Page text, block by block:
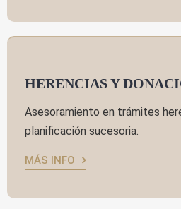
HERENCIAS Y
Asesoramiento en trámites
planificación sucesoria.
MÁS INFO